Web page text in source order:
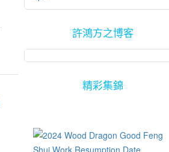
許鴻方之博客
精彩集錦